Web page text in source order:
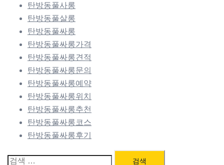
탄방동풀사롱
탄방동풀살롱
탄방동풀싸롱
탄방동풀싸롱가격
탄방동풀싸롱견적
탄방동풀싸롱문의
탄방동풀싸롱예약
탄방동풀싸롱위치
탄방동풀싸롱추천
탄방동풀싸롱코스
탄방동풀싸롱후기
검